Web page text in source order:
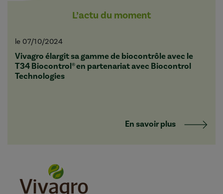
L’actu du moment
le 07/10/2024
Vivagro élargit sa gamme de biocontrôle avec le
T34 Biocontrol® en partenariat avec Biocontrol
Technologies
En savoir plus